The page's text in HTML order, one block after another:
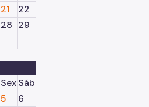
21
22
28 29
SexSáb
5
6